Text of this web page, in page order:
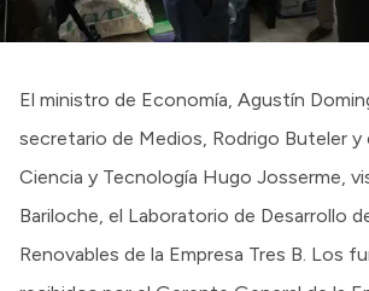
El ministro de Economía, Agustín
secretario de Medios, Rodrigo Buteler y
Ciencia y Tecnología Hugo Josserme,
Bariloche, el Laboratorio de Desarrollo
Renovables de la Empresa Tres B. Los